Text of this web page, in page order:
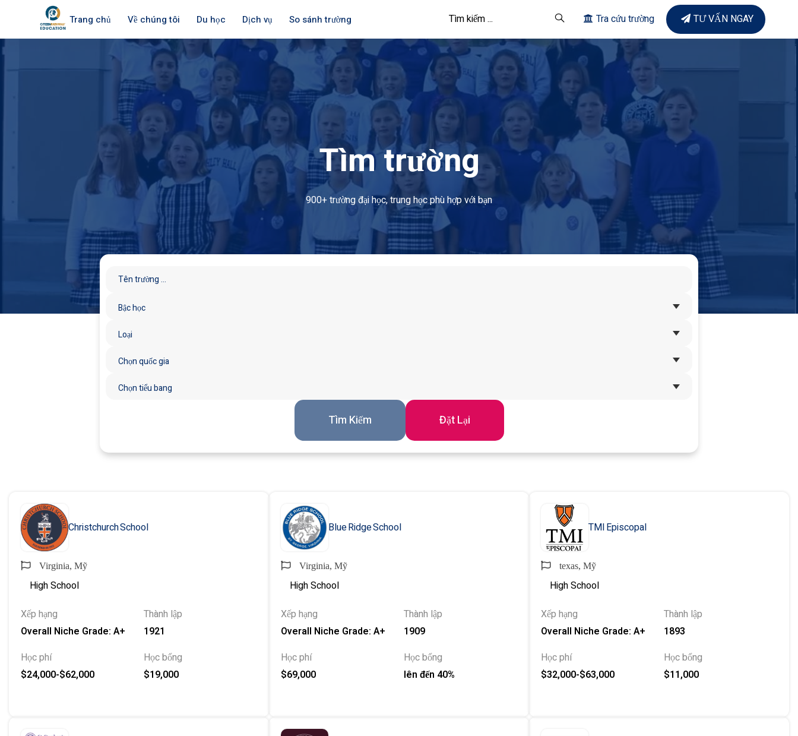
Trang chủ Về chúng tôi Du học Dịch vụ So sánh trường Tra cứu trường TƯ VẤN NGAY
Tìm trường
900+ trường đại học, trung học phù hợp với bạn
Đặt Lại
Christchurch School
Virginia, Mỹ
High School
Xếp hạng
Overall Niche Grade: A+
Thành lập
1921
Học phí
$24,000-$62,000
Học bổng
$19,000
Blue Ridge School
Virginia, Mỹ
High School
Xếp hạng
Overall Niche Grade: A+
Thành lập
1909
Học phí
$69,000
Học bổng
lên đến 40%
TMI Episcopal
texas, Mỹ
High School
Xếp hạng
Overall Niche Grade: A+
Thành lập
1893
Học phí
$32,000-$63,000
Học bổng
$11,000